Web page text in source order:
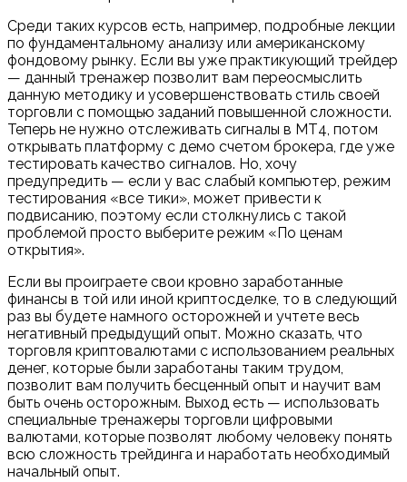
Среди таких курсов есть, например, подробные лекции
по фундаментальному анализу или американскому
фондовому рынку. Если вы уже практикующий трейдер
— данный тренажер позволит вам переосмыслить
данную методику и усовершенствовать стиль своей
торговли с помощью заданий повышенной сложности.
Теперь не нужно отслеживать сигналы в МТ4, потом
открывать платформу с демо счетом брокера, где уже
тестировать качество сигналов. Но, хочу
предупредить — если у вас слабый компьютер, режим
тестирования «все тики», может привести к
подвисанию, поэтому если столкнулись с такой
проблемой просто выберите режим «По ценам
открытия».
Если вы проиграете свои кровно заработанные
финансы в той или иной криптосделке, то в следующий
раз вы будете намного осторожней и учтете весь
негативный предыдущий опыт. Можно сказать, что
торговля криптовалютами с использованием реальных
денег, которые были заработаны таким трудом,
позволит вам получить бесценный опыт и научит вам
быть очень осторожным. Выход есть — использовать
специальные тренажеры торговли цифровыми
валютами, которые позволят любому человеку понять
всю сложность трейдинга и наработать необходимый
начальный опыт.